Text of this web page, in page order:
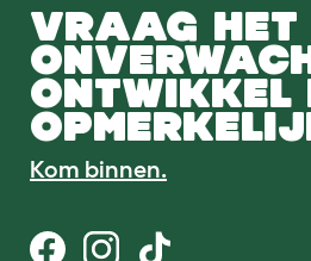
VRAAG HET
ONTWIKKEL
Kom binnen.